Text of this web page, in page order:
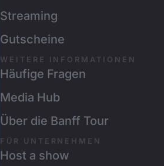
Streaming
Gutscheine
WEITERE INFORMATIONEN
Häufige Fragen
Media Hub
Über die Banff Tour
FÜR UNTERNEHMEN
Host a show